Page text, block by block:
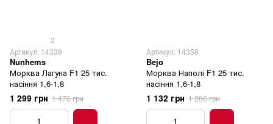
2
Артикул: 14338
Nunhems
Морква Лагуна F1 25 тис.
насіння 1,6-1,8
1 299 грн 1 476 грн
Артикул: 14358
Bejo
Морква Наполі F1 25 тис.
насіння 1,6-1,8
1 132 грн 1 286 грн